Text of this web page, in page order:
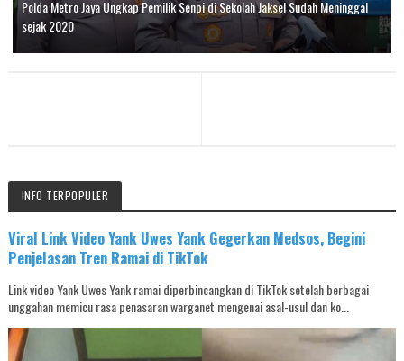
Polda Metro Jaya Ungkap Pemilik Senpi di Sekolah Jaksel Sudah Meninggal
sejak 2020
INFO TERPOPULER
Viral Link Video Yank Uwes Yank Gegerkan Medsos, Begini
Penjelasan Tren Ramai di TikTok
Link video Yank Uwes Yank ramai diperbincangkan di TikTok setelah berbagai
unggahan memicu rasa penasaran warganet mengenai asal-usul dan ko...